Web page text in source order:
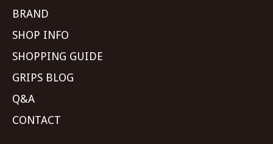
BRAND
SHOP INFO
SHOPPING GUIDE
GRIPS BLOG
Q&A
CONTACT